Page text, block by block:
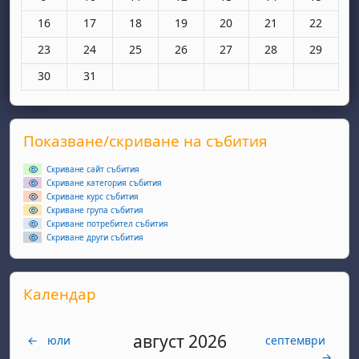
Няма събития, понеделник, 16 март
16 Няма събития, вторник, 17 март
17 Няма събития, сряда, 18 март
18 Няма събития, четвъртък, 19
19 Няма събития, петък, 20
20 Няма събития,
21 Няма
22
Няма събития, понеделник, 23 март
23 Няма събития, вторник, 24 март
24 Няма събития, сряда, 25 март
25 Няма събития, четвъртък, 26
26 Няма събития, петък, 27
27 Няма събития,
28 Няма
29
Няма събития, понеделник, 30 март
30 Няма събития, вторник, 31 март
31
Supplementary blocks
Прескочи Показване/скриване на събития
Показване/скриване на събития
Скриване сайт събития
Скриване категория събития
Скриване курс събития
Скриване група събития
Скриване потребител събития
Скриване други събития
Прескочи Календар
Календар
← юли август 2026
септември